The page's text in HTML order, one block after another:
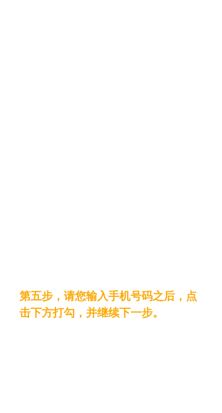
第五步，请您输入手机号码之后，点
击下方打勾，并继续下一步。